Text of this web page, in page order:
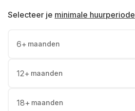
Selecteer je minimale huurperiode
6+ maanden
12+ maanden
18+ maanden